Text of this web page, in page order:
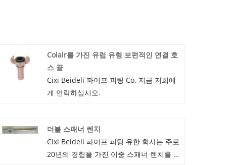
Colalr를 가진 유럽 유형 보편적인 연결 호
스 끝
Cixi Beideli 파이프 피팅 Co. 지금 저희에
게 연락하십시오.
더블 스패너 렌치
Cixi Beideli 파이프 피팅 유한 회사는 주로
20년의 경험을 가진 이중 스패너 렌치를 생